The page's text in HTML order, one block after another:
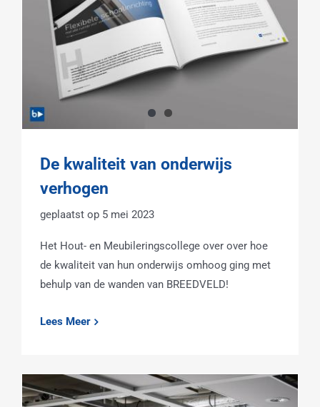
De kwaliteit van onderwijs
verhogen
5 mei 2023
Het Hout- en Meubileringscollege over over hoe
de kwaliteit van hun onderwijs omhoog ging met
behulp van de wanden van BREEDVELD!
Lees Meer